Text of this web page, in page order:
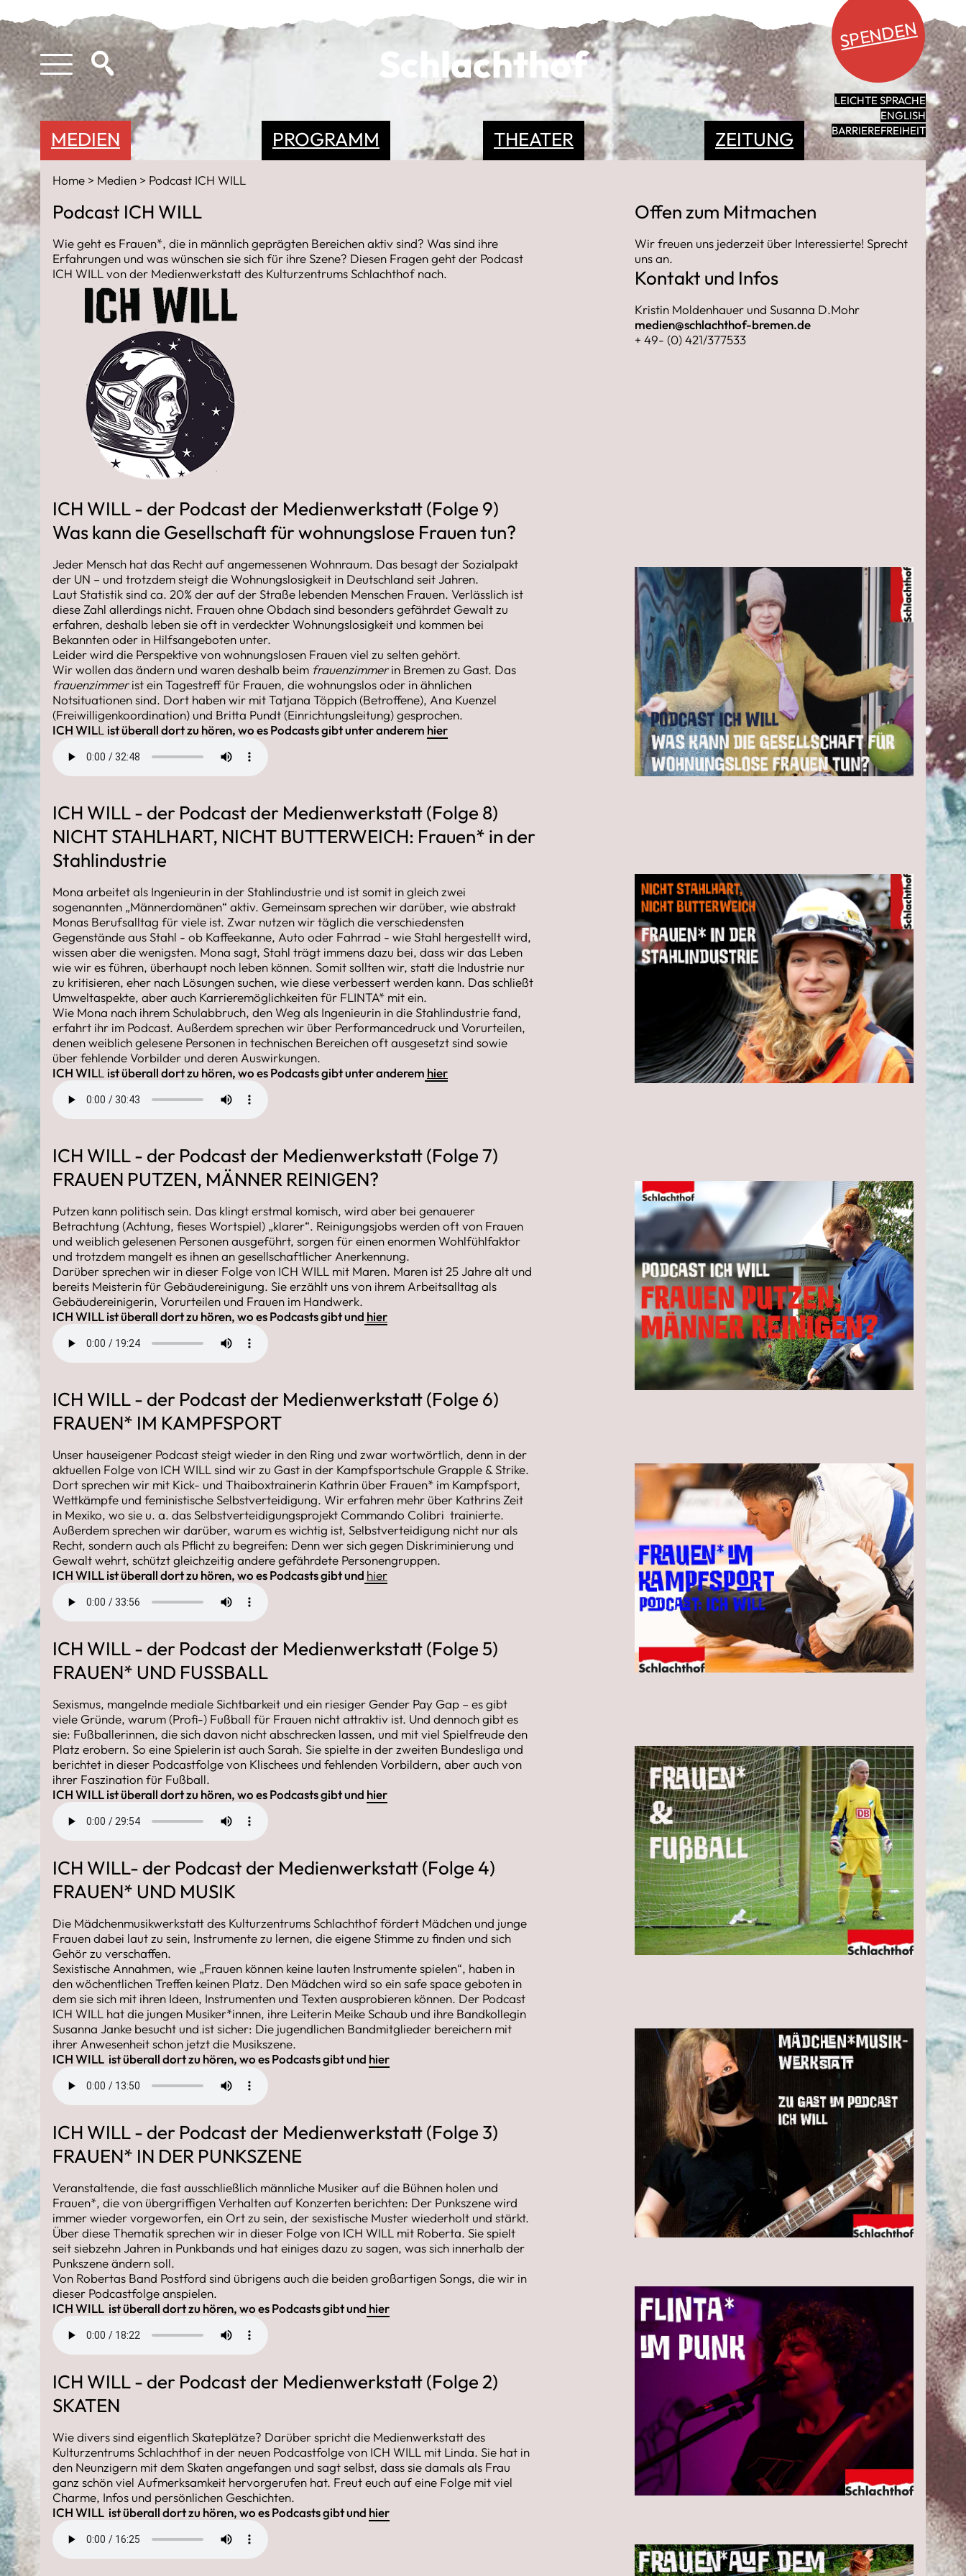
Schlachthof
SPENDEN
LEICHTE SPRACHE
ENGLISH
BARRIEREFREIHEIT
PROGRAMM THEATER
MEDIEN ZEITUNG
Home Medien Podcast ICH WILL
Podcast ICH WILL
Wie geht es Frauen*, die in männlich geprägten Bereichen aktiv sind? Was sind ihre
Erfahrungen und was wünschen sie sich für ihre Szene? Diesen Fragen geht der Podcast
ICH WILL von der Medienwerkstatt des Kulturzentrums Schlachthof nach.
ICH WILL - der Podcast der Medienwerkstatt (Folge 9)
Was kann die Gesellschaft für wohnungslose Frauen tun?
Jeder Mensch hat das Recht auf angemessenen Wohnraum. Das besagt der Sozialpakt
der UN – und trotzdem steigt die Wohnungslosigkeit in Deutschland seit Jahren.
Laut Statistik sind ca. 20% der auf der Straße lebenden Menschen Frauen. Verlässlich ist
diese Zahl allerdings nicht. Frauen ohne Obdach sind besonders gefährdet Gewalt zu
erfahren, deshalb leben sie oft in verdeckter Wohnungslosigkeit und kommen bei
Bekannten oder in Hilfsangeboten unter.
Leider wird die Perspektive von wohnungslosen Frauen viel zu selten gehört.
Wir wollen das ändern und waren deshalb beim frauenzimmerin Bremen zu Gast. Das
frauenzimmerist ein Tagestreff für Frauen, die wohnungslos oder in ähnlichen
Notsituationen sind. Dort haben wir mit Tatjana Töppich (Betroffene), Ana Kuenzel
(Freiwilligenkoordination) und Britta Pundt (Einrichtungsleitung) gesprochen.
ICH WILL ist überall dort zu hören, wo es Podcasts gibt unter anderem hier
ICH WILL - der Podcast der Medienwerkstatt (Folge 8)
NICHT STAHLHART, NICHT BUTTERWEICH: Frauen* in der
Stahlindustrie
Mona arbeitet als Ingenieurin in der Stahlindustrie und ist somit in gleich zwei
sogenannten „Männerdomänen“ aktiv. Gemeinsam sprechen wir darüber, wie abstrakt
Monas Berufsalltag für viele ist. Zwar nutzen wir täglich die verschiedensten
Gegenstände aus Stahl - ob Kaffeekanne, Auto oder Fahrrad - wie Stahl hergestellt wird,
wissen aber die wenigsten. Mona sagt, Stahl trägt immens dazu bei, dass wir das Leben
wie wir es führen, überhaupt noch leben können. Somit sollten wir, statt die Industrie nur
zu kritisieren, eher nach Lösungen suchen, wie diese verbessert werden kann. Das schließt
Umweltaspekte, aber auch Karrieremöglichkeiten für FLINTA* mit ein.
Wie Mona nach ihrem Schulabbruch, den Weg als Ingenieurin in die Stahlindustrie fand,
erfahrt ihr im Podcast. Außerdem sprechen wir über Performancedruck und Vorurteilen,
denen weiblich gelesene Personen in technischen Bereichen oft ausgesetzt sind sowie
über fehlende Vorbilder und deren Auswirkungen.
ICH WILL ist überall dort zu hören, wo es Podcasts gibt unter anderem hier
ICH WILL - der Podcast der Medienwerkstatt (Folge 7)
FRAUEN PUTZEN, MÄNNER REINIGEN?
Putzen kann politisch sein. Das klingt erstmal komisch, wird aber bei genauerer
Betrachtung (Achtung, fieses Wortspiel) „klarer“. Reinigungsjobs werden oft von Frauen
und weiblich gelesenen Personen ausgeführt, sorgen für einen enormen Wohlfühlfaktor
und trotzdem mangelt es ihnen an gesellschaftlicher Anerkennung.
Darüber sprechen wir in dieser Folge von ICH WILL mit Maren. Maren ist 25 Jahre alt und
bereits Meisterin für Gebäudereinigung. Sie erzählt uns von ihrem Arbeitsalltag als
Gebäudereinigerin, Vorurteilen und Frauen im Handwerk.
ICH WILL ist überall dort zu hören, wo es Podcasts gibt und hier
ICH WILL - der Podcast der Medienwerkstatt (Folge 6)
FRAUEN* IM KAMPFSPORT
Unser hauseigener Podcast steigt wieder in den Ring und zwar wortwörtlich, denn in der
aktuellen Folge von ICH WILL sind wir zu Gast in der Kampfsportschule Grapple & Strike.
Dort sprechen wir mit Kick- und Thaiboxtrainerin Kathrin über Frauen* im Kampfsport,
Wettkämpfe und feministische Selbstverteidigung. Wir erfahren mehr über Kathrins Zeit
in Mexiko, wo sie u. a. das Selbstverteidigungsprojekt Commando Colibri trainierte.
Außerdem sprechen wir darüber, warum es wichtig ist, Selbstverteidigung nicht nur als
Recht, sondern auch als Pflicht zu begreifen: Denn wer sich gegen Diskriminierung und
Gewalt wehrt, schützt gleichzeitig andere gefährdete Personengruppen.
ICH WILL ist überall dort zu hören, wo es Podcasts gibt und hier
ICH WILL - der Podcast der Medienwerkstatt (Folge 5)
FRAUEN* UND FUSSBALL
Sexismus, mangelnde mediale Sichtbarkeit und ein riesiger Gender Pay Gap – es gibt
viele Gründe, warum (Profi-) Fußball für Frauen nicht attraktiv ist. Und dennoch gibt es
sie: Fußballerinnen, die sich davon nicht abschrecken lassen, und mit viel Spielfreude den
Platz erobern. So eine Spielerin ist auch Sarah. Sie spielte in der zweiten Bundesliga und
berichtet in dieser Podcastfolge von Klischees und fehlenden Vorbildern, aber auch von
ihrer Faszination für Fußball.
ICH WILL ist überall dort zu hören, wo es Podcasts gibt und hier
ICH WILL- der Podcast der Medienwerkstatt (Folge 4)
FRAUEN* UND MUSIK
Die Mädchenmusikwerkstatt des Kulturzentrums Schlachthof fördert Mädchen und junge
Frauen dabei laut zu sein, Instrumente zu lernen, die eigene Stimme zu finden und sich
Gehör zu verschaffen.
Sexistische Annahmen, wie „Frauen können keine lauten Instrumente spielen“, haben in
den wöchentlichen Treffen keinen Platz. Den Mädchen wird so ein safe space geboten in
dem sie sich mit ihren Ideen, Instrumenten und Texten ausprobieren können. Der Podcast
ICH WILL hat die jungen Musiker*innen, ihre Leiterin Meike Schaub und ihre Bandkollegin
Susanna Janke besucht und ist sicher: Die jugendlichen Bandmitglieder bereichern mit
ihrer Anwesenheit schon jetzt die Musikszene.
ICH WILL ist überall dort zu hören, wo es Podcasts gibt und hier
ICH WILL - der Podcast der Medienwerkstatt (Folge 3)
FRAUEN* IN DER PUNKSZENE
Veranstaltende, die fast ausschließlich männliche Musiker auf die Bühnen holen und
Frauen*, die von übergriffigen Verhalten auf Konzerten berichten: Der Punkszene wird
immer wieder vorgeworfen, ein Ort zu sein, der sexistische Muster wiederholt und stärkt.
Über diese Thematik sprechen wir in dieser Folge von ICH WILL mit Roberta. Sie spielt
seit siebzehn Jahren in Punkbands und hat einiges dazu zu sagen, was sich innerhalb der
Punkszene ändern soll.
Von Robertas Band Postford sind übrigens auch die beiden großartigen Songs, die wir in
dieser Podcastfolge anspielen.
ICH WILL ist überall dort zu hören, wo es Podcasts gibt und hier
ICH WILL - der Podcast der Medienwerkstatt (Folge 2)
SKATEN
Wie divers sind eigentlich Skateplätze? Darüber spricht die Medienwerkstatt des
Kulturzentrums Schlachthof in der neuen Podcastfolge von ICH WILL mit Linda. Sie hat in
den Neunzigern mit dem Skaten angefangen und sagt selbst, dass sie damals als Frau
ganz schön viel Aufmerksamkeit hervorgerufen hat. Freut euch auf eine Folge mit viel
Charme, Infos und persönlichen Geschichten.
ICH WILL ist überall dort zu hören, wo es Podcasts gibt und hier
Offen zum Mitmachen
Wir freuen uns jederzeit über Interessierte! Sprecht
uns an.
Kontakt und Infos
Kristin Moldenhauer und Susanna D.Mohr
medien@schlachthof-bremen.de
+ 49- (0) 421/377533